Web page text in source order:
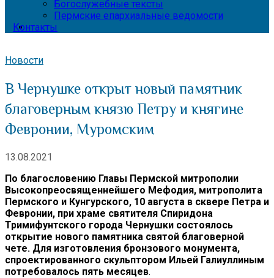
Богослужебные тексты
Пермские епархиальные ведомости
Контакты
Новости
В Чернушке открыт новый памятник
благоверным князю Петру и княгине
Февронии, Муромским
13.08.2021
По благословению Главы Пермской митрополии
Высокопреосвященнейшего Мефодия, митрополита
Пермского и Кунгурского, 10 августа в сквере Петра и
Февронии, при храме святителя Спиридона
Тримифунтского города Чернушки состоялось
открытие нового памятника святой благоверной
чете. Для изготовления бронзового монумента,
спроектированного скульптором Ильей Галиуллиным
потребовалось пять месяцев.